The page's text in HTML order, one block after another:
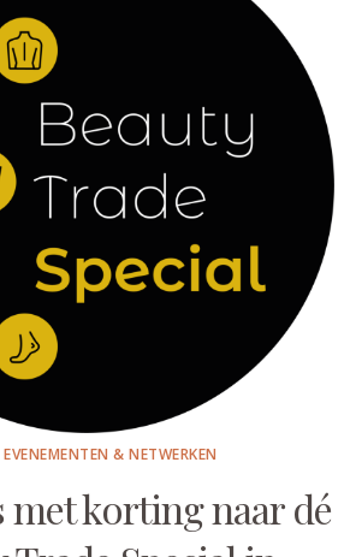
EVENEMENTEN & NETWERKEN
met korting naar dé